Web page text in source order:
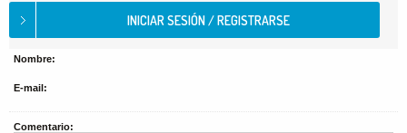
Nombre:
E-mail:
Comentario: